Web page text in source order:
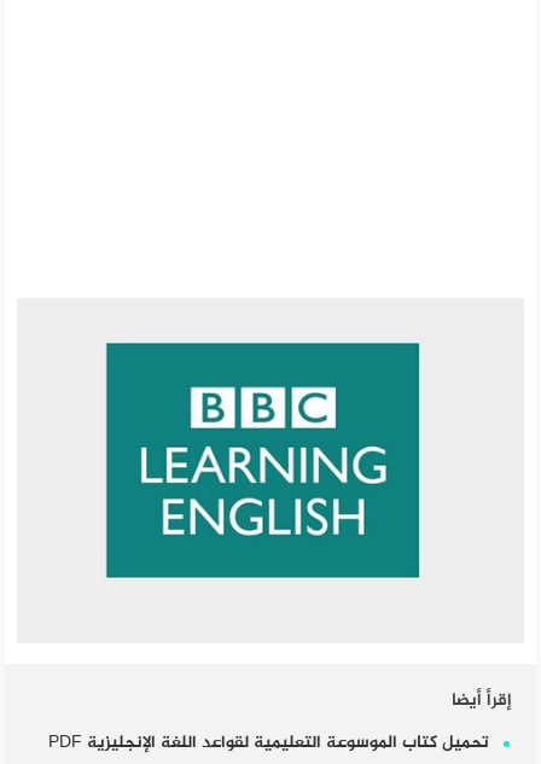
إقرأ أيضا
تحميل كتاب الموسوعة التعليمية لقواعد اللغة الإنجليزية PDF